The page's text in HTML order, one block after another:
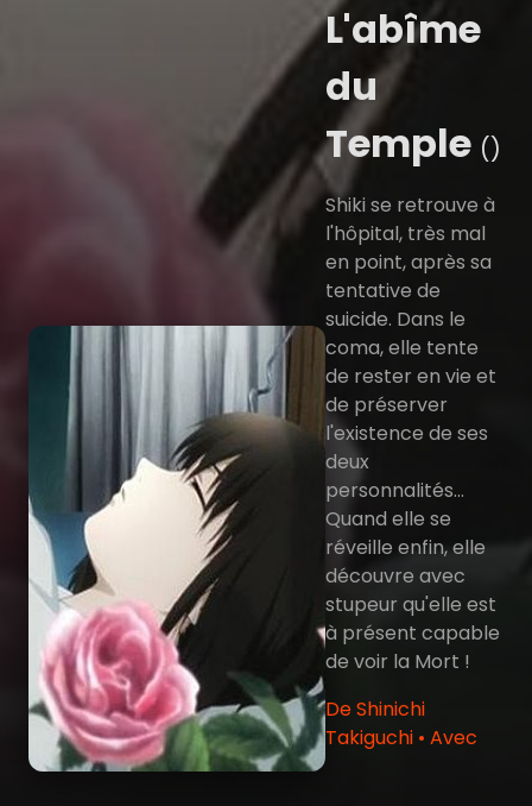
L'abîme
du
Temple ()
Shiki se retrouve à
l'hôpital, très mal
en point, après sa
tentative de
suicide. Dans le
coma, elle tente
de rester en vie et
de préserver
l'existence de ses
deux
personnalités...
Quand elle se
réveille enfin, elle
découvre avec
stupeur qu'elle est
à présent capable
de voir la Mort !
De Shinichi
Takiguchi • Avec